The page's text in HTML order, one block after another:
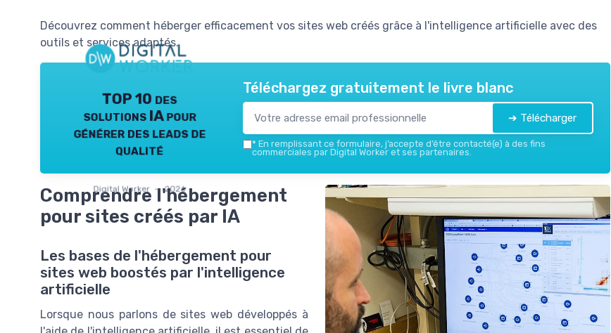
Découvrez comment héberger efficacement vos sites web créés grâce à l'intelligence artificielle avec des
outils et services adaptés.
TOP 10 des
solutions IA pour
générer des leads de
qualité
Digital Worker — 2026
Téléchargez gratuitement le livre blanc
➔ Télécharger
* En remplissant ce formulaire, j’accepte d’être contacté(e) à des fins
commerciales par Digital Worker et ses partenaires.
Comprendre l'hébergement
pour sites créés par IA
Les bases de l'hébergement pour
sites web boostés par l'intelligence
artificielle
Lorsque nous parlons de sites web développés à